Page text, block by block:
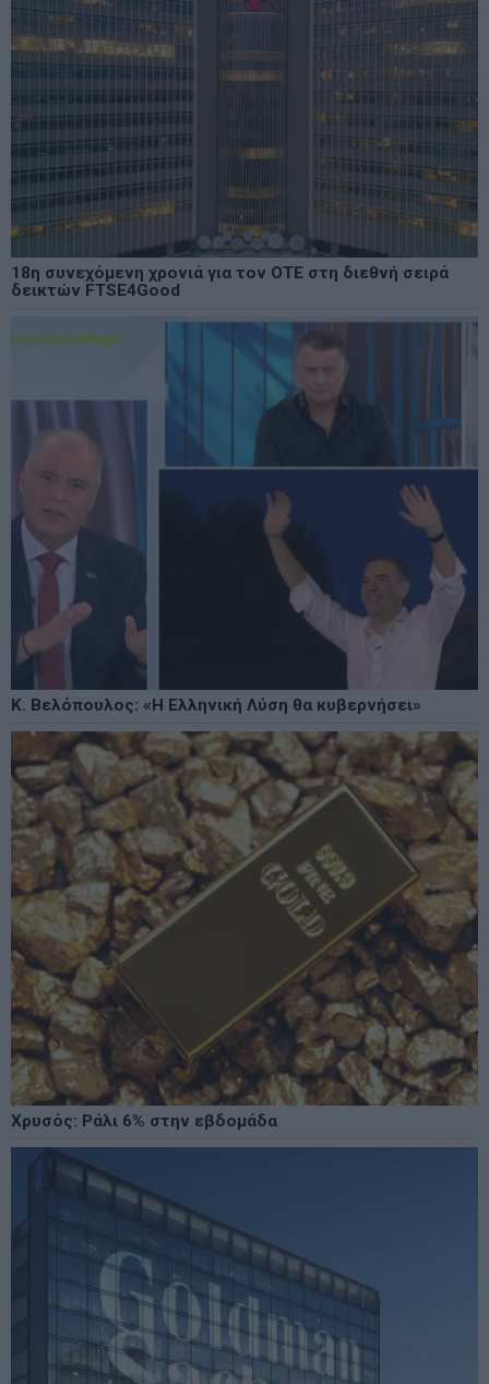
18η συνεχόμενη χρονιά για τον ΟΤΕ στη διεθνή σειρά
δεικτών FTSE4Good
Κ. Βελόπουλος: «Η Ελληνική Λύση θα κυβερνήσει»
Χρυσός: Ράλι 6% στην εβδομάδα